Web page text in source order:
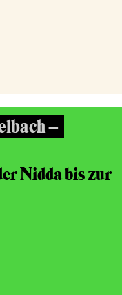
–
Nidda bis zur